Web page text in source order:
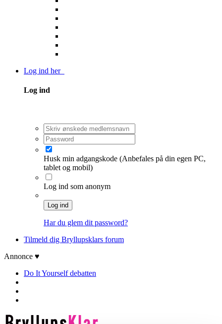
Log ind her
Log ind
Husk min adgangskode (Anbefales på din egen PC,
tablet og mobil)
Log ind som anonym
Log ind
Har du glem dit password?
Tilmeld dig Bryllupsklars forum
Annonce ♥
Do It Yourself debatten